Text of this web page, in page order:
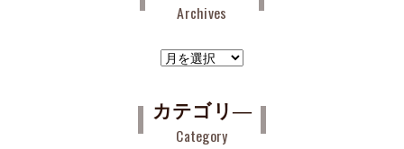
Archives
ア
イ
カテゴリ―
Category